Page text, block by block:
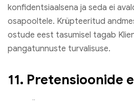
konfidentsiaalsena ja seda ei
osapooltele. Krüpteeritud
ostude eest tasumisel tagab
pangatunnuste turvalisuse.
11. Pretensioonide